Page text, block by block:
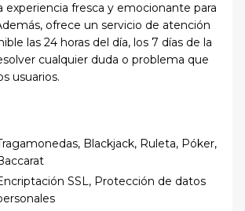
experiencia fresca y emocionante para
ofrece un servicio de atención
las 24 horas del día, los 7 días de la
cualquier duda o problema que
usuarios.
Blackjack, Ruleta, Póker,
SSL, Protección de datos